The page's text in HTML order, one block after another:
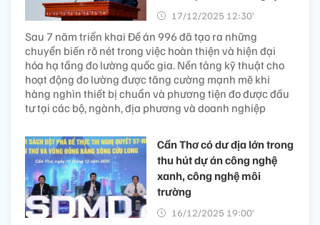
17/12/2025 12:30’
Sau 7 năm triển khai Đề án 996 đã tạo ra những
chuyển biến rõ nét trong việc hoàn thiện và hiện đại
hóa hạ tầng đo lường quốc gia. Nền tảng kỹ thuật cho
hoạt động đo lường được tăng cường mạnh mẽ khi
hàng nghìn thiết bị chuẩn và phương tiện đo được đầu
tư tại các bộ, ngành, địa phương và doanh nghiệp
Cần Thơ có dư địa lớn trong
thu hút dự án công nghệ
xanh, công nghệ môi
trường
16/12/2025 19:00’